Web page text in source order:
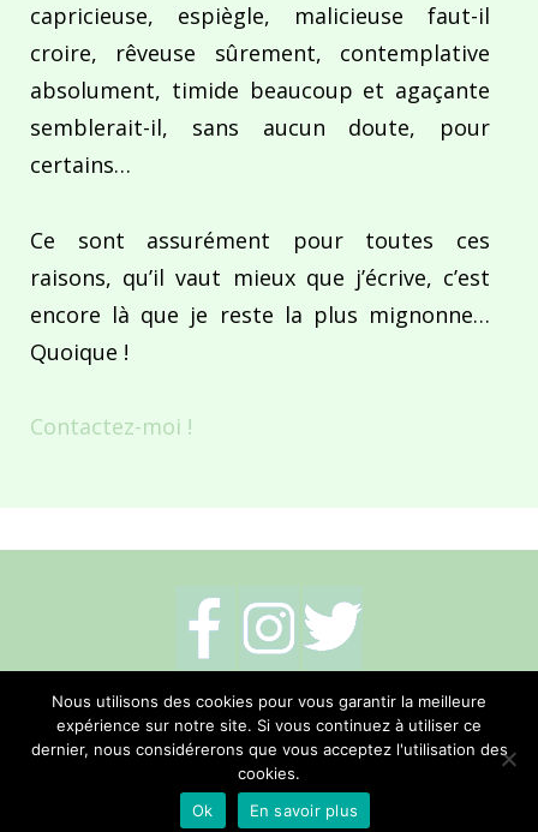
capricieuse, espiègle, malicieuse faut-il
croire, rêveuse sûrement, contemplative
absolument, timide beaucoup et agaçante
semblerait-il, sans aucun doute, pour
certains…
Ce sont assurément pour toutes ces
raisons, qu’il vaut mieux que j’écrive, c’est
encore là que je reste la plus mignonne…
Quoique !
Contactez-moi !
Mentions légales- Politique de cookies-
Me contacter
Réalisation Hano Communication
Nous utilisons des cookies pour vous garantir la meilleure
expérience sur notre site. Si vous continuez à utiliser ce
dernier, nous considérerons que vous acceptez l'utilisation des
cookies.
Ok
En savoir plus